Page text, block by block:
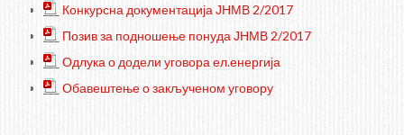
___ Конкурсна документација ЈНМВ 2/2017
___ Позив за подношење понуда ЈНМВ 2/2017
___ Одлука о додели уговора ел.енергија
___ Обавештење о закљученом уговору